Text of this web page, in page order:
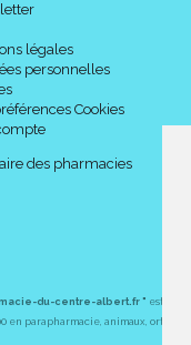
légales
personnelles
Cookies
des pharmacies
du-centre-albert.fr " est le
en parapharmacie, animaux,